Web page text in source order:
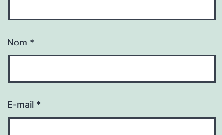
Nom *
E-mail *